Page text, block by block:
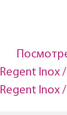
Inox /
Inox